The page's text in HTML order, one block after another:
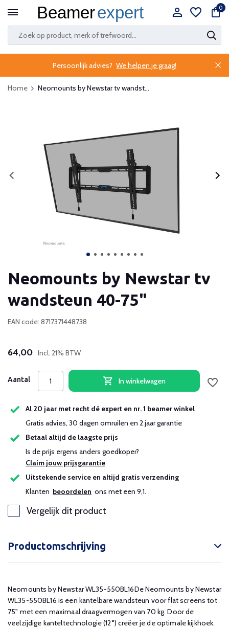
0
Persoonlijk advies? We helpen je graag!
Home Neomounts by Newstar tv wandst...
Neomounts by Newstar tv
wandsteun 40-75"
EAN code: 8717371448738
64,00 Incl. 21% BTW
Aantal In winkelwagen
Al 20 jaar met recht dé expert en nr. 1 beamer winkel
Gratis advies, 30 dagen omruilen en 2 jaar garantie
Betaal altijd de laagste prijs
Is de prijs ergens anders goedkoper?
Claim jouw prijsgarantie
Uitstekende service en altijd gratis verzending
Klanten beoordelen ons met een 9,1.
Vergelijk dit product
Productomschrijving
Neomounts by Newstar WL35-550BL16De Neomounts by Newstar
WL35-550BL16 is een kantelbare wandsteun voor flat screens tot
75" met een maximaal draagvermogen van 70 kg. Door de
veelzijdige kanteltechnologie (12°) creëer je de optimale kijkhoek.